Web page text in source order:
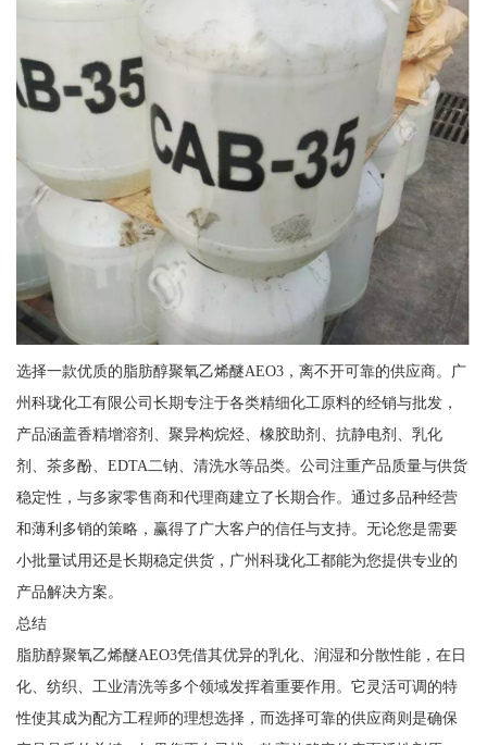
选择一款优质的脂肪醇聚氧乙烯醚AEO3，离不开可靠的供应商。广
州科珑化工有限公司长期专注于各类精细化工原料的经销与批发，
产品涵盖香精增溶剂、聚异构烷烃、橡胶助剂、抗静电剂、乳化
剂、茶多酚、EDTA二钠、清洗水等品类。公司注重产品质量与供货
稳定性，与多家零售商和代理商建立了长期合作。通过多品种经营
和薄利多销的策略，赢得了广大客户的信任与支持。无论您是需要
小批量试用还是长期稳定供货，广州科珑化工都能为您提供专业的
产品解决方案。
总结
脂肪醇聚氧乙烯醚AEO3凭借其优异的乳化、润湿和分散性能，在日
化、纺织、工业清洗等多个领域发挥着重要作用。它灵活可调的特
性使其成为配方工程师的理想选择，而选择可靠的供应商则是确保